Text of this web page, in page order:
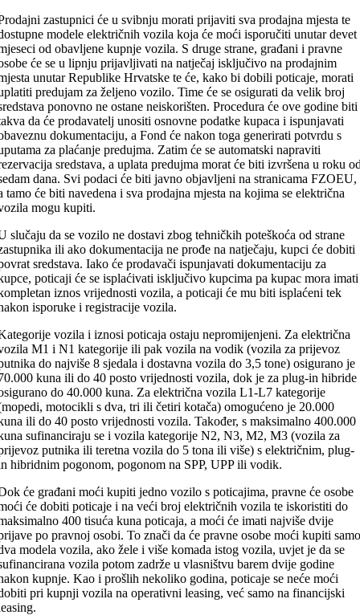
zastupnici će u svibnju morati prijaviti sva prodajna mjesta te
modele električnih vozila koja će moći isporučiti unutar devet
od obavljene kupnje vozila. S druge strane, građani i pravne
će se u lipnju prijavljivati na natječaj isključivo na prodajnim
unutar Republike Hrvatske te će, kako bi dobili poticaje, morati
predujam za željeno vozilo. Time će se osigurati da velik broj
ponovno ne ostane neiskorišten. Procedura će ove godine biti
da će prodavatelj unositi osnovne podatke kupaca i ispunjavati
dokumentaciju, a Fond će nakon toga generirati potvrdu s
za plaćanje predujma. Zatim će se automatski napraviti
sredstava, a uplata predujma morat će biti izvršena u roku
dana. Svi podaci će biti javno objavljeni na stranicama FZOEU,
tamo će biti navedena i sva prodajna mjesta na kojima se električna
mogu kupiti.
slučaju da se vozilo ne dostavi zbog tehničkih poteškoća od strane
ili ako dokumentacija ne prođe na natječaju, kupci će dobiti
sredstava. Iako će prodavači ispunjavati dokumentaciju za
poticaji će se isplaćivati isključivo kupcima pa kupac mora imati
iznos vrijednosti vozila, a poticaji će mu biti isplaćeni tek
isporuke i registracije vozila.
vozila i iznosi poticaja ostaju nepromijenjeni. Za električna
M1 i N1 kategorije ili pak vozila na vodik (vozila za prijevoz
do najviše 8 sjedala i dostavna vozila do 3,5 tone) osigurano je
kuna ili do 40 posto vrijednosti vozila, dok je za plug-in hibride
do 40.000 kuna. Za električna vozila L1-L7 kategorije
motocikli s dva, tri ili četiri kotača) omogućeno je 20.000
ili do 40 posto vrijednosti vozila. Također, s maksimalno 400.000
sufinanciraju se i vozila kategorije N2, N3, M2, M3 (vozila za
putnika ili teretna vozila do 5 tona ili više) s električnim, plug-
hibridnim pogonom, pogonom na SPP, UPP ili vodik.
će građani moći kupiti jedno vozilo s poticajima, pravne će osobe
će dobiti poticaje i na veći broj električnih vozila te iskoristiti do
400 tisuća kuna poticaja, a moći će imati najviše dvije
po pravnoj osobi. To znači da će pravne osobe moći kupiti
modela vozila, ako žele i više komada istog vozila, uvjet je da se
vozila potom zadrže u vlasništvu barem dvije godine
kupnje. Kao i prošlih nekoliko godina, poticaje se neće moći
pri kupnji vozila na operativni leasing, već samo na financijski